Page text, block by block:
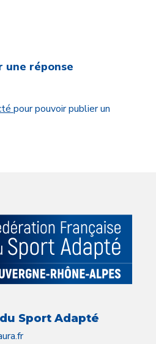
une réponse
pour pouvoir publier un
Sport Adapté